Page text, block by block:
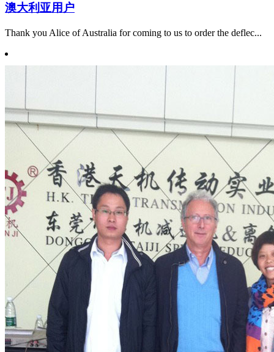
澳大利亚用户
Thank you Alice of Australia for coming to us to order the deflec...